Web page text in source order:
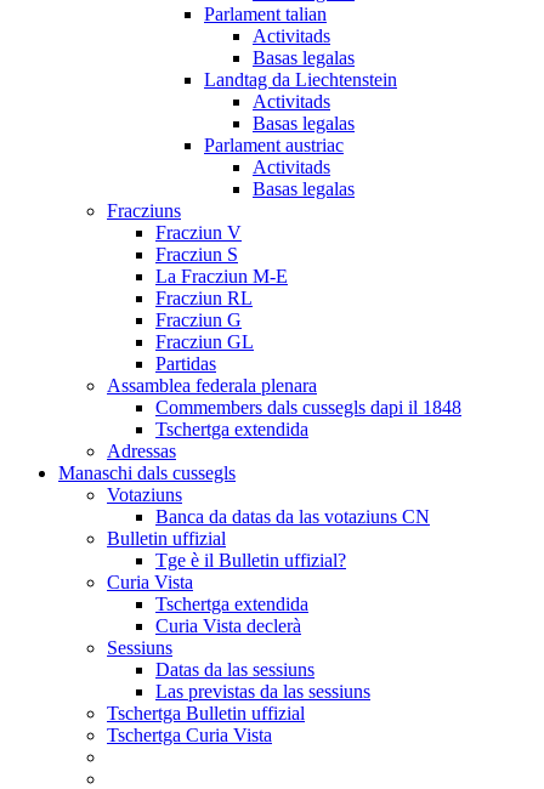
Parlament talian
Activitads
Basas legalas
Landtag da Liechtenstein
Activitads
Basas legalas
Parlament austriac
Activitads
Basas legalas
Fracziuns
Fracziun V
Fracziun S
La Fracziun M-E
Fracziun RL
Fracziun G
Fracziun GL
Partidas
Assamblea federala plenara
Commembers dals cussegls dapi il 1848
Tschertga extendida
Adressas
Manaschi dals cussegls
Votaziuns
Banca da datas da las votaziuns CN
Bulletin uffizial
Tge è il Bulletin uffizial?
Curia Vista
Tschertga extendida
Curia Vista declerà
Sessiuns
Datas da las sessiuns
Las previstas da las sessiuns
Tschertga Bulletin uffizial
Tschertga Curia Vista